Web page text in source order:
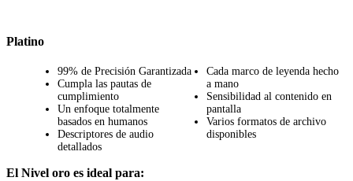
Platino
99% de Precisión Garantizada
Cumpla las pautas de
cumplimiento
Un enfoque totalmente
basados en humanos
Descriptores de audio
detallados
Cada marco de leyenda hecho
a mano
Sensibilidad al contenido en
pantalla
Varios formatos de archivo
disponibles
El Nivel oro es ideal para: